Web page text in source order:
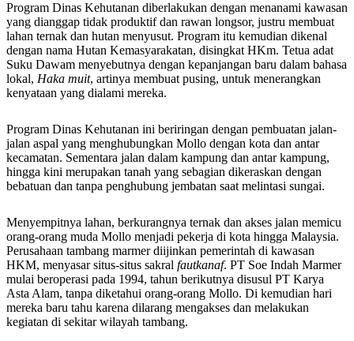
Program Dinas Kehutanan diberlakukan dengan menanami kawasan
yang dianggap tidak produktif dan rawan longsor, justru membuat
lahan ternak dan hutan menyusut. Program itu kemudian dikenal
dengan nama Hutan Kemasyarakatan, disingkat HKm. Tetua adat
Suku Dawam menyebutnya dengan kepanjangan baru dalam bahasa
lokal, Haka muit, artinya membuat pusing, untuk menerangkan
kenyataan yang dialami mereka.
Program Dinas Kehutanan ini beriringan dengan pembuatan jalan-
jalan aspal yang menghubungkan Mollo dengan kota dan antar
kecamatan. Sementara jalan dalam kampung dan antar kampung,
hingga kini merupakan tanah yang sebagian dikeraskan dengan
bebatuan dan tanpa penghubung jembatan saat melintasi sungai.
Menyempitnya lahan, berkurangnya ternak dan akses jalan memicu
orang-orang muda Mollo menjadi pekerja di kota hingga Malaysia.
Perusahaan tambang marmer diijinkan pemerintah di kawasan
HKM, menyasar situs-situs sakral fautkanaf. PT Soe Indah Marmer
mulai beroperasi pada 1994, tahun berikutnya disusul PT Karya
Asta Alam, tanpa diketahui orang-orang Mollo. Di kemudian hari
mereka baru tahu karena dilarang mengakses dan melakukan
kegiatan di sekitar wilayah tambang.